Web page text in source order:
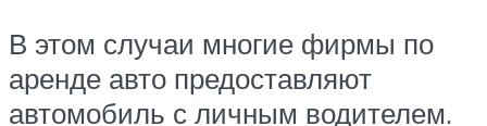
В этом случаи многие фирмы по
аренде авто предоставляют
автомобиль с личным водителем.